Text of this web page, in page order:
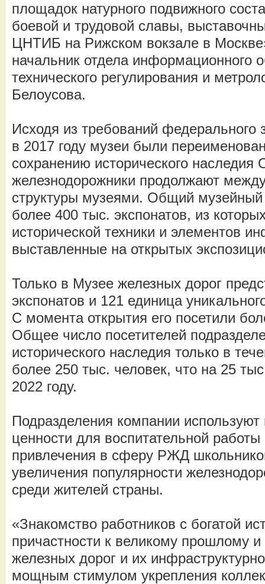
площадок натурного подвижного
боевой и трудовой славы,
ЦНТИБ на Рижском вокзале в
начальник отдела информационного
технического регулирования и
Белоусова.
Исходя из требований федерального
в 2017 году музеи были
сохранению исторического
железнодорожники продолжают
структуры музеями. Общий
более 400 тыс. экспонатов, из
исторической техники и элементов
выставленные на открытых
Только в Музее железных дорог
экспонатов и 121 единица
С момента открытия его посетили
Общее число посетителей
исторического наследия только в
более 250 тыс. человек, что на 25
2022 году.
Подразделения компании
ценности для воспитательной
привлечения в сферу РЖД
увеличения популярности
среди жителей страны.
«Знакомство работников с богатой
причастности к великому прошлому
железных дорог и их
мощным стимулом укрепления